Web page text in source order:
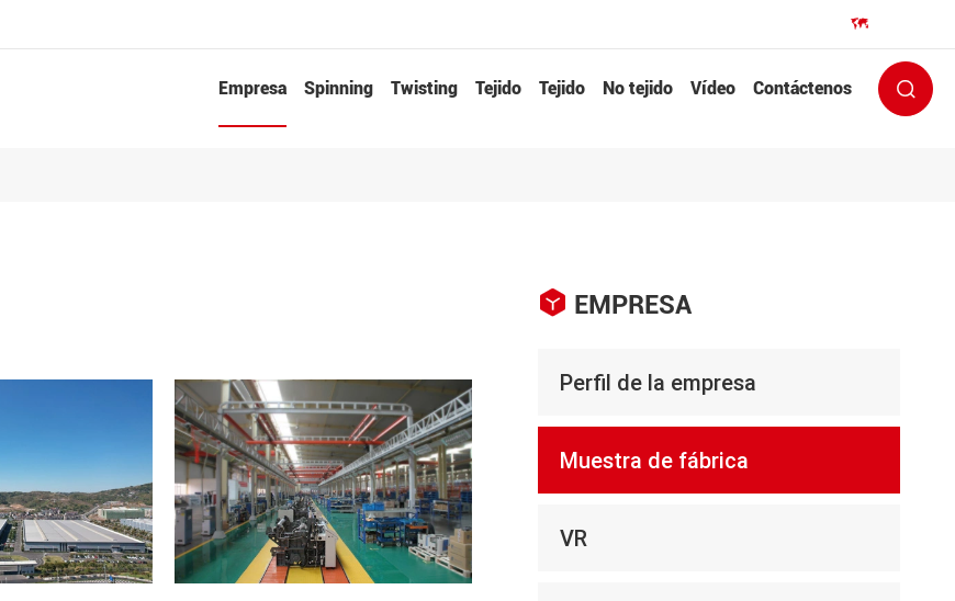

Empresa Spinning Twisting Tejido Tejido No tejido Vídeo Contáctenos 
 EMPRESA
Perfil de la empresa
Muestra de fábrica
VR